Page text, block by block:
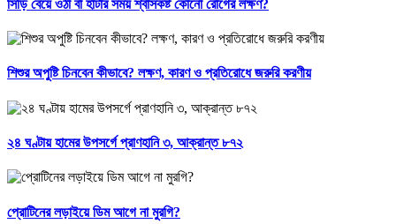
সিঁড়ি বেয়ে ওঠা বা হাঁটার সময় শ্বাসকষ্ট কোনো রোগের লক্ষণ?
শিশুর অপুষ্টি চিনবেন কীভাবে? লক্ষণ, কারণ ও প্রতিরোধে জরুরি করণীয়
২৪ ঘণ্টায় হামের উপসর্গে প্রাণহানি ৩, আক্রান্ত ৮৭২
প্রোটিনের লড়াইয়ে ডিম আগে না মুরগি?